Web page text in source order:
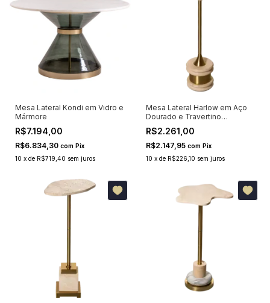
Mesa Lateral Kondi em Vidro e
Mármore
R$7.194,00
R$6.834,30 com Pix
10 x de R$719,40 sem juros
Mesa Lateral Harlow em Aço
Dourado e Travertino
Orgânico
R$2.261,00
R$2.147,95 com Pix
10 x de R$226,10 sem juros